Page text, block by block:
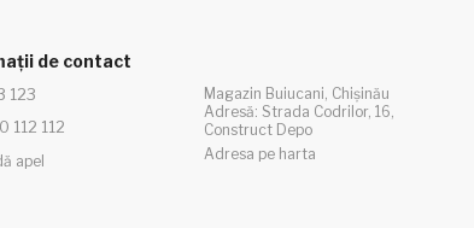
de contact
123
112 112
apel
Magazin Buiucani, Chișinău
Adresă: Strada Codrilor, 16,
Construct Depo
Adresa pe harta